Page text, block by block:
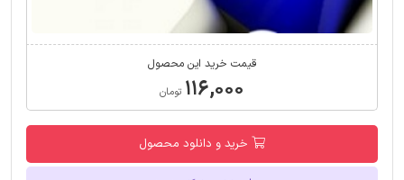
قیمت خرید این محصول
۱۱۶,۰۰۰ تومان
خرید و دانلود محصول